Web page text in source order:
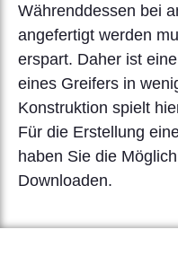
Währenddessen bei
angefertigt werden
erspart. Daher ist
eines Greifers in
Konstruktion spielt
Für die Erstellung
haben Sie die
Downloaden.